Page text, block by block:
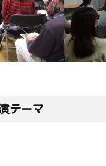
テーマ